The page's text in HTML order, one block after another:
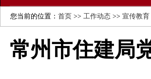
您当前的位置： 首页 >> 工作动态 >> 宣传教育
常州市住建局